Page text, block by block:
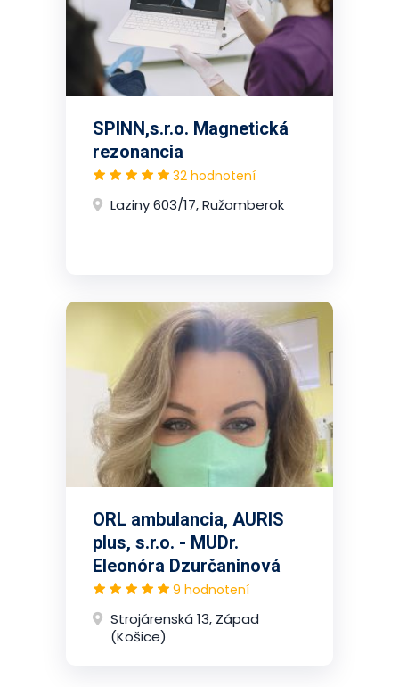
SPINN,s.r.o. Magnetická
rezonancia
32 hodnotení
Laziny 603/17, Ružomberok
ORL ambulancia, AURIS
plus, s.r.o. - MUDr.
Eleonóra Dzurčaninová
9 hodnotení
Strojárenská 13, Západ
(Košice)